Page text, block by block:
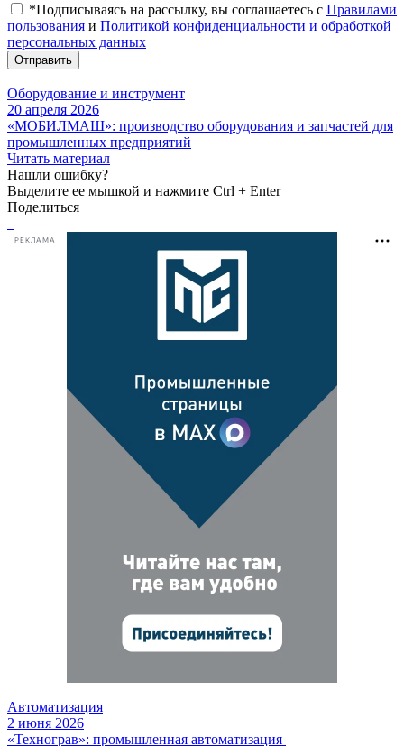
*Подписываясь на рассылку, вы соглашаетесь с Правилами
пользования и Политикой конфиденциальности и обработкой
персональных данных
Отправить
Оборудование и инструмент
20 апреля 2026
«МОБИЛМАШ»: производство оборудования и запчастей для
промышленных предприятий
Читать материал
Нашли ошибку?
Выделите ее мышкой и нажмите Ctrl + Enter
Поделиться
РЕКЛАМА
Автоматизация
2 июня 2026
«Технограв»: промышленная автоматизация